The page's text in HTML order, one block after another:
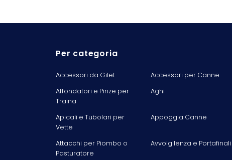
Per categoria
Accessori da Gilet Accessori per Canne
Affondatori e Pinze per
Traina
Aghi
Apicali e Tubolari per
Vette
Appoggia Canne
Attacchi per Piombo o
Pasturatore
Avvolgilenza e Portafinali